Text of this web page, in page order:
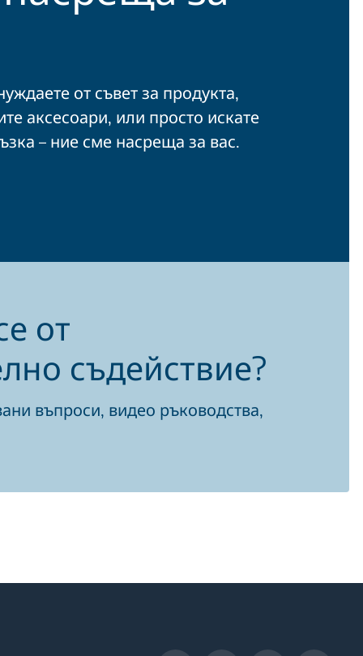
от съвет за продукта,
аксесоари, или просто искате
– ние сме насреща за вас.
от
съдействие?
въпроси, видео ръководства,